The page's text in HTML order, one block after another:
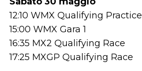
12:10 WMX Qualifying Practice
15:00 WMX Gara 1
16:35 MX2 Qualifying Race
17:25 MXGP Qualifying Race